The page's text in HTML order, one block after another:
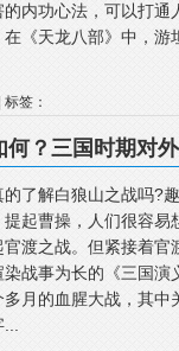
的内功心法，可以打
天龙八部》中，游
签：
何？三国时期对
解白狼山之战吗?趣
曹操，人们很容易
官渡之战。但紧接着
染战事为长的《三国
多月的血腥大战，其